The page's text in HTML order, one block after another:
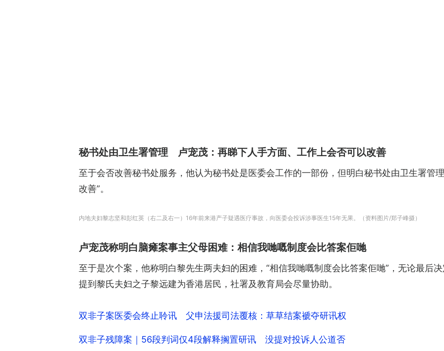
秘书处由卫生署管理 卢宠茂：再睇下人手方面、工作上会否可以改善
至于会否改善秘书处服务，他认为秘书处是医委会工作的一部份，但明白秘书处由卫生署管
改善”。
内地夫妇黎志坚和彭红英（右二及右一）16年前来港产子疑遇医疗事故，向医委会投诉涉事医生15年无果。（资料图片/郑子峰摄）
卢宠茂称明白脑瘫案事主父母困难：相信我哋嘅制度会比答案佢哋
至于是次个案，他称明白黎先生两夫妇的困难，“相信我哋嘅制度会比答案佢哋”，无论最后
提到黎氏夫妇之子黎远建为香港居民，社署及教育局会尽量协助。
双非子案医委会终止聆讯 父申法援司法覆核：草草结案褫夺研讯权
双非子残障案｜56段判词仅4段解释搁置研讯 没提对投诉人公道否